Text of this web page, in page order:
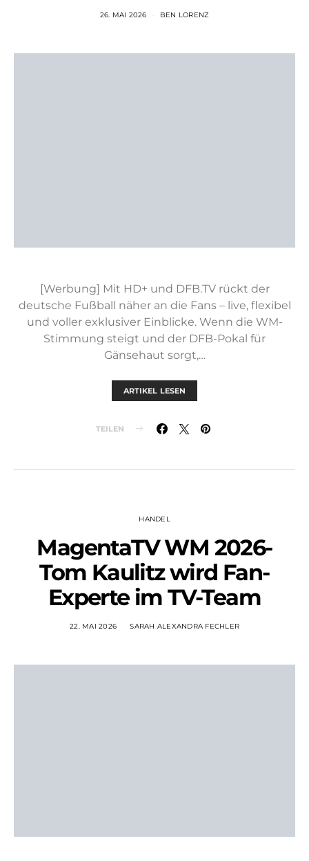
26. MAI 2026 BEN LORENZ
[Werbung] Mit HD+ und DFB.TV rückt der
deutsche Fußball näher an die Fans – live, flexibel
und voller exklusiver Einblicke. Wenn die WM-
Stimmung steigt und der DFB-Pokal für
Gänsehaut sorgt,…
ARTIKEL LESEN
TEILEN
HANDEL
MagentaTV WM 2026-
Tom Kaulitz wird Fan-
Experte im TV-Team
22. MAI 2026 SARAH ALEXANDRA FECHLER